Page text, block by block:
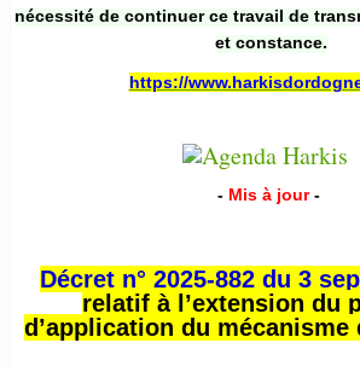
nécessité de continuer ce travail de
et constance.
https://
- Mis à jour -
Décret n° 2025-882 du 3
relatif à l’extension du
d’application du mécanisme